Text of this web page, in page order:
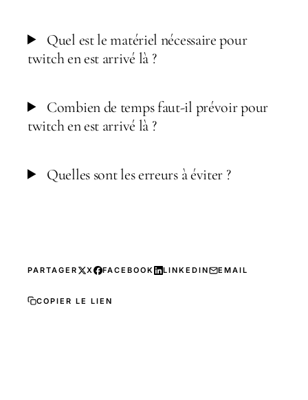
Quel est le matériel nécessaire pour
twitch en est arrivé là ?
Combien de temps faut-il prévoir pour
twitch en est arrivé là ?
Quelles sont les erreurs à éviter ?
PARTAGER X FACEBOOK LINKEDIN EMAIL
COPIER LE LIEN